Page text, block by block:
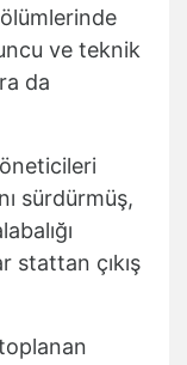
ve teknik
da
sürdürmüş,
stattan çıkış